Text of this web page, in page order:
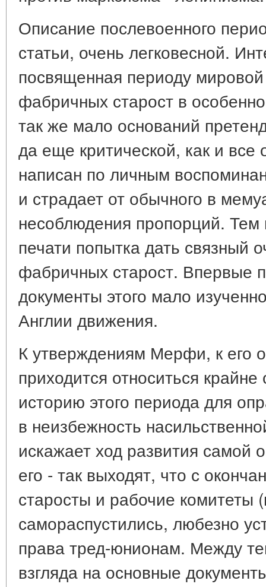
Описание послевоенного
статьи, очень легковесной.
посвященная периоду
фабричных старост в
так же мало оснований
да еще критической, как и все
написан по личным
и страдает от обычного в
несоблюдения пропорций.
печати попытка дать связный
фабричных старост. Впервые
документы этого мало
Англии движения.
К утверждениям Мерфи, к его
приходится относиться
историю этого периода для
в неизбежность
искажает ход развития самой
его - так выходят, что с
старосты и рабочие комитеты
самораспустились, любезно
права тред-юнионам. Между
взгляда на основные